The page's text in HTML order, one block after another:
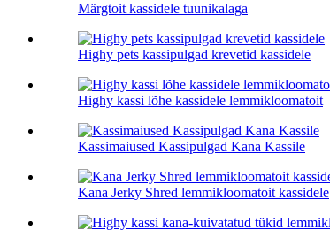
Märgtoit kassidele tuunikalaga
Highy pets kassipulgad krevetid kassidele
Highy kassi lõhe kassidele lemmikloomatoit
Kassimaiused Kassipulgad Kana Kassile
Kana Jerky Shred lemmikloomatoit kassidele